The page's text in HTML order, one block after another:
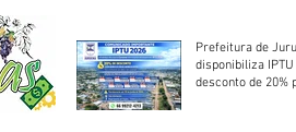
Prefeitura de
disponibiliza
desconto de 20%